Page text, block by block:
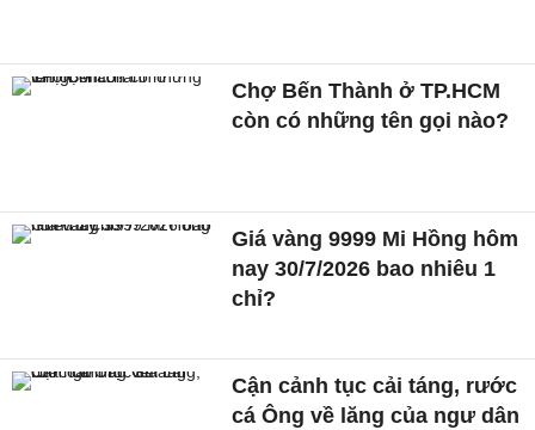
Chợ Bến Thành ở TP.HCM
còn có những tên gọi nào?
Giá vàng 9999 Mi Hồng hôm
nay 30/7/2026 bao nhiêu 1
chỉ?
Cận cảnh tục cải táng, rước
cá Ông về lăng của ngư dân